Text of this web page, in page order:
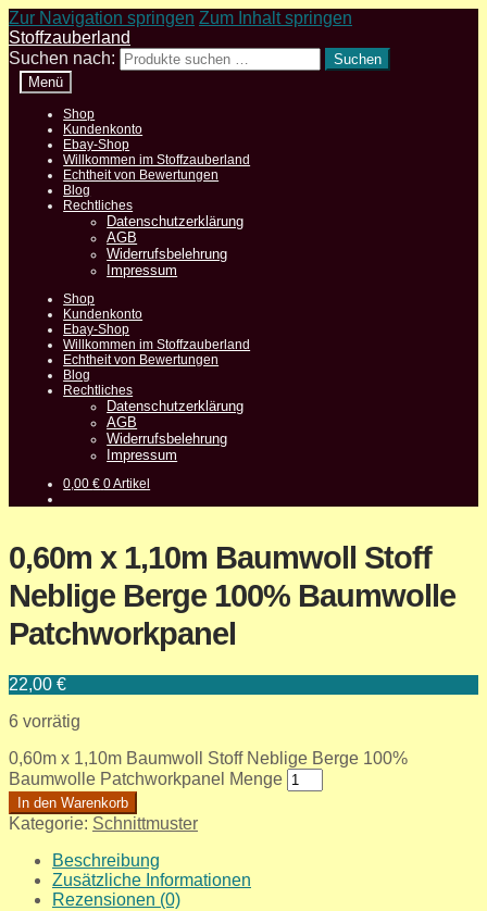
Zur Navigation springen Zum Inhalt springen
Stoffzauberland
Suchen nach:
Suchen
Menü
Shop
Kundenkonto
Ebay-Shop
Willkommen im Stoffzauberland
Echtheit von Bewertungen
Blog
Rechtliches
Datenschutzerklärung
AGB
Widerrufsbelehrung
Impressum
Shop
Kundenkonto
Ebay-Shop
Willkommen im Stoffzauberland
Echtheit von Bewertungen
Blog
Rechtliches
Datenschutzerklärung
AGB
Widerrufsbelehrung
Impressum
0,00€ 0 Artikel
0,60m x 1,10m Baumwoll Stoff
Neblige Berge 100% Baumwolle
Patchworkpanel
22,00 €
6 vorrätig
0,60m x 1,10m Baumwoll Stoff Neblige Berge 100%
Baumwolle Patchworkpanel Menge
In den Warenkorb
Kategorie: Schnittmuster
Beschreibung
Zusätzliche Informationen
Rezensionen (0)